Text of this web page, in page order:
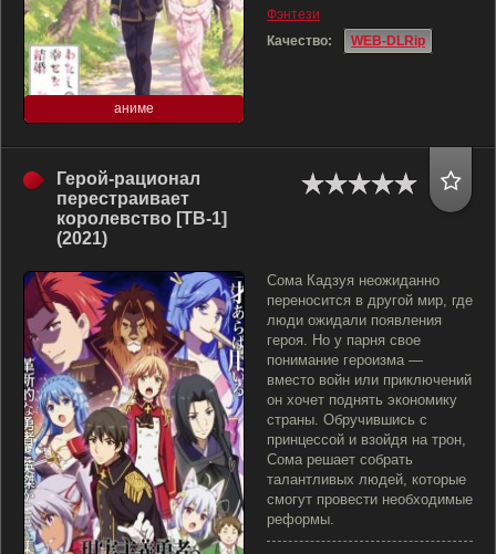
аниме
Фэнтези
Качество:
WEB-DLRip
Герой-рационал
перестраивает
королевство [ТВ-1]
(2021)
Сома Кадзуя неожиданно
переносится в другой мир, где
люди ожидали появления
героя. Но у парня свое
понимание героизма —
вместо войн или приключений
он хочет поднять экономику
страны. Обручившись с
принцессой и взойдя на трон,
Сома решает собрать
талантливых людей, которые
смогут провести необходимые
реформы.